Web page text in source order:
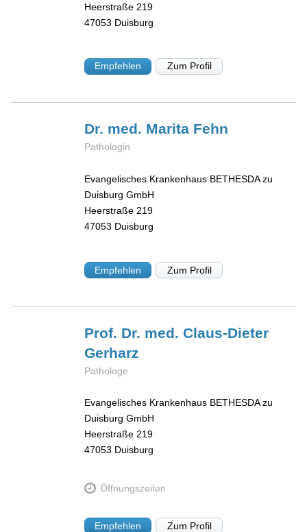
Heerstraße 219
47053 Duisburg
Empfehlen Zum Profil
Dr. med. Marita Fehn
Pathologin
Evangelisches Krankenhaus BETHESDA zu
Duisburg GmbH
Heerstraße 219
47053 Duisburg
Empfehlen Zum Profil
Prof. Dr. med. Claus-Dieter
Gerharz
Pathologe
Evangelisches Krankenhaus BETHESDA zu
Duisburg GmbH
Heerstraße 219
47053 Duisburg
Öffnungszeiten
Empfehlen Zum Profil